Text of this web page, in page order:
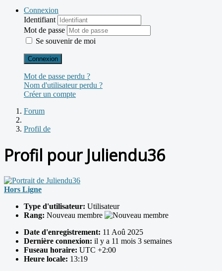
Connexion
Identifiant
Mot de passe
Se souvenir de moi
Connexion
Mot de passe perdu ?
Nom d'utilisateur perdu ?
Créer un compte
Forum
Profil de
Profil pour Juliendu36
Hors Ligne
Type d'utilisateur: Utilisateur
Rang: Nouveau membre
Date d'enregistrement: 11 Aoû 2025
Dernière connexion: il y a 11 mois 3 semaines
Fuseau horaire: UTC +2:00
Heure locale: 13:19